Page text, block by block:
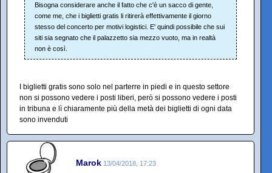
Bisogna considerare anche il fatto che c'è un sacco di gente,
come me, che i biglietti gratis li ritirerà effettivamente il giorno
stesso del concerto per motivi logistici. E' quindi possibile che sui
siti sia segnato che il palazzetto sia mezzo vuoto, ma in realtà
non è così.
I biglietti gratis sono solo nel parterre in piedi e in questo settore
non si possono vedere i posti liberi, però si possono vedere i posti
in tribuna e lì chiaramente più della metà dei biglietti di ogni data
sono invenduti
Marok 13/04/2018, 17:23